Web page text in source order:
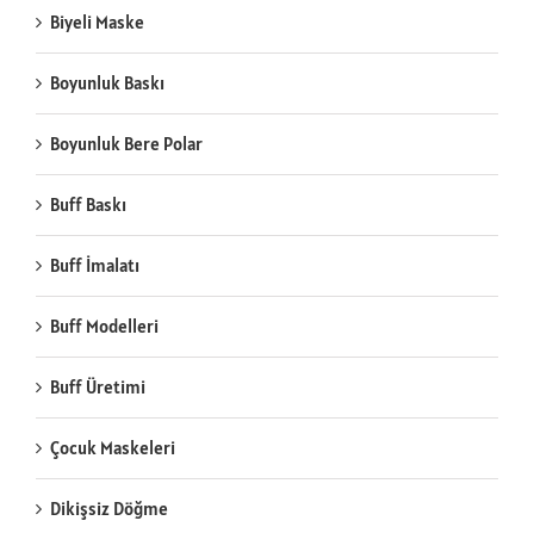
Biyeli Maske
Boyunluk Baskı
Boyunluk Bere Polar
Buff Baskı
Buff İmalatı
Buff Modelleri
Buff Üretimi
Çocuk Maskeleri
Dikişsiz Döğme